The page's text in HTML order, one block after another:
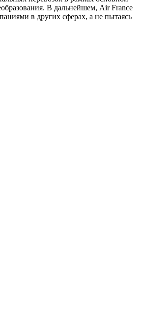
В дальнейшем, Air France
в других сферах, а не пытаясь